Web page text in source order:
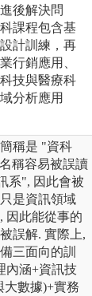
後解決問
課程包含基
計訓練，再
行銷應用、
技與醫療科
分析應用
稱是 "資科
稱容易被誤讀
系", 因此會被
是資訊領域
因此能從事的
誤解. 實際上,
三面向的訓
內涵+資訊技
大數據)+實務